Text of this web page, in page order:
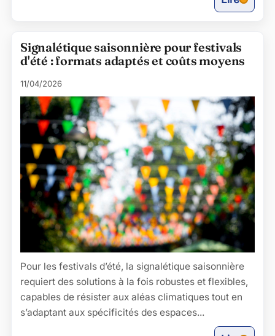
Signalétique saisonnière pour festivals
d'été : formats adaptés et coûts moyens
11/04/2026
Pour les festivals d’été, la signalétique saisonnière
requiert des solutions à la fois robustes et flexibles,
capables de résister aux aléas climatiques tout en
s’adaptant aux spécificités des espaces...